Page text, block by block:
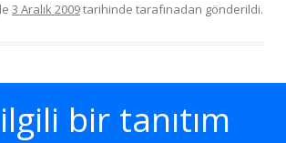
3 Aralık 2009tarihinde tarafınadan gönderildi.
bir tanıtım